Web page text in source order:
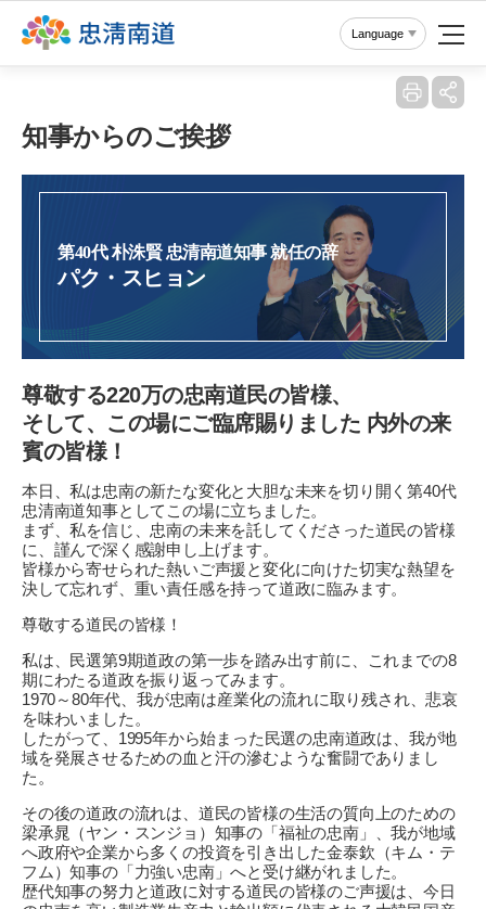
Language
知事からのご挨拶
第40代 朴洙賢 忠清南道知事 就任の辞
パク・スヒョン
尊敬する220万の忠南道民の皆様、
そして、この場にご臨席賜りました 内外の来
賓の皆様！
本日、私は忠南の新たな変化と大胆な未来を切り開く第40代
忠清南道知事としてこの場に立ちました。
まず、私を信じ、忠南の未来を託してくださった道民の皆様
に、謹んで深く感謝申し上げます。
皆様から寄せられた熱いご声援と変化に向けた切実な熱望を
決して忘れず、重い責任感を持って道政に臨みます。
尊敬する道民の皆様！
私は、民選第9期道政の第一歩を踏み出す前に、これまでの8
期にわたる道政を振り返ってみます。
1970～80年代、我が忠南は産業化の流れに取り残され、悲哀
を味わいました。
したがって、1995年から始まった民選の忠南道政は、我が地
域を発展させるための血と汗の滲むような奮闘でありまし
た。
その後の道政の流れは、道民の皆様の生活の質向上のための
梁承晁（ヤン・スンジョ）知事の「福祉の忠南」、我が地域
へ政府や企業から多くの投資を引き出した金泰欽（キム・テ
フム）知事の「力強い忠南」へと受け継がれました。
歴代知事の努力と道政に対する道民の皆様のご声援は、今日